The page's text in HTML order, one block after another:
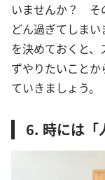
いませんか？ そ
どん過ぎてしま
を決めておくと
ずやりたいこと
ていきましょう。
6. 時には「